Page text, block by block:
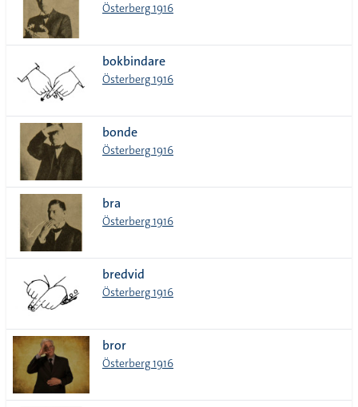
Österberg 1916
bokbindare
Österberg 1916
bonde
Österberg 1916
bra
Österberg 1916
bredvid
Österberg 1916
bror
Österberg 1916